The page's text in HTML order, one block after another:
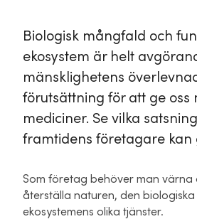
Biologisk mångfald och
ekosystem är helt
mänsklighetens
förutsättning för att ge oss
mediciner. Se vilka
framtidens företagare kan
Som företag behöver man värna
återställa naturen, den
ekosystemens olika tjänster.